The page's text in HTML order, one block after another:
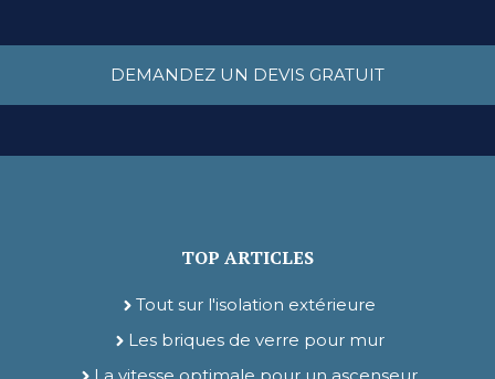
DEMANDEZ UN DEVIS GRATUIT
TOP ARTICLES
Tout sur l'isolation extérieure
Les briques de verre pour mur